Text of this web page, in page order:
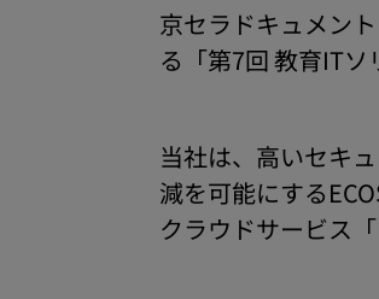
京セラドキュメン
る「第7回 教育ITソ
当社は、高いセキ
減を可能にする
クラウドサービス